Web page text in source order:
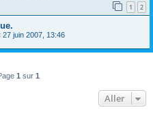
1 2
27 juin 2007, 13:46
1 sur 1
Aller